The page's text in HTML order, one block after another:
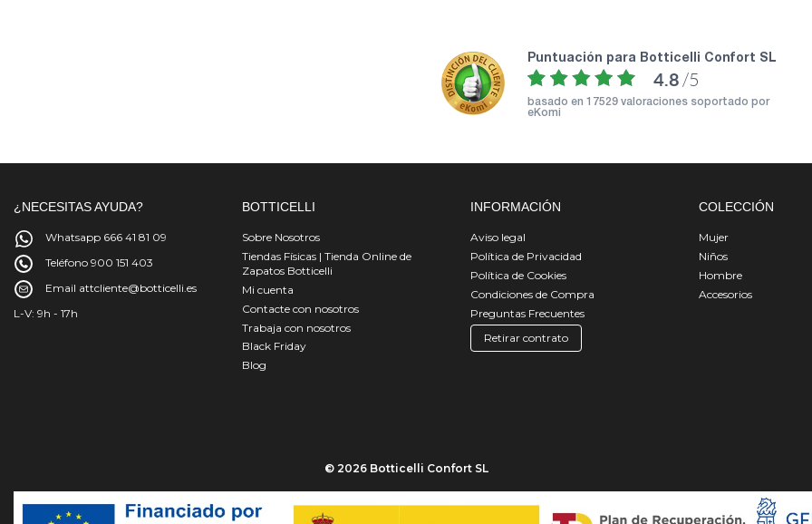
puntuación para Botticelli Confort SL
4.8 /5
basado en 17529 valoraciones soportado por
eKomi
¿NECESITAS AYUDA?
Whatsapp 666 41 81 09
Teléfono 900 151 403
Email attcliente@botticelli.es
L-V: 9h - 17h
BOTTICELLI
Sobre Nosotros
Tiendas Físicas | Tienda Online de
Zapatos Botticelli
Mi cuenta
Contacte con nosotros
Trabaja con nosotros
Black Friday
Blog
INFORMACIÓN
Aviso legal
Política de Privacidad
Política de Cookies
Condiciones de Compra
Preguntas Frecuentes
Retirar contrato
COLECCIÓN
Mujer
Niños
Hombre
Accesorios
© 2026 Botticelli Confort SL